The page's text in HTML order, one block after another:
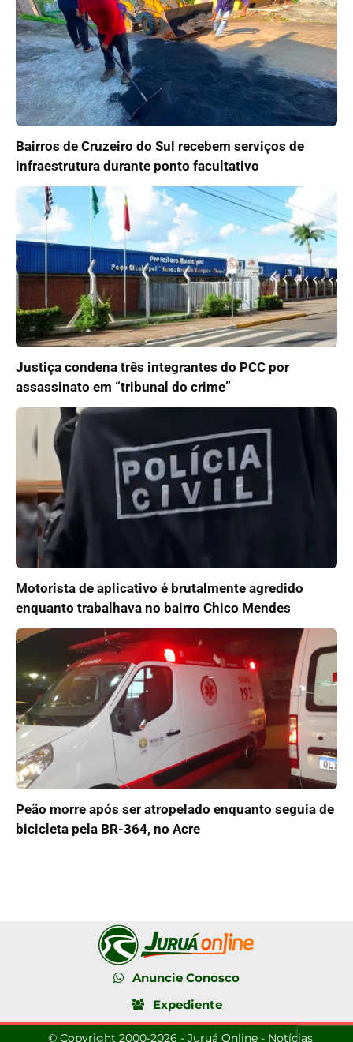
Bairros de Cruzeiro do Sul recebem serviços de
infraestrutura durante ponto facultativo
Justiça condena três integrantes do PCC por
assassinato em “tribunal do crime”
Motorista de aplicativo é brutalmente agredido
enquanto trabalhava no bairro Chico Mendes
Peão morre após ser atropelado enquanto seguia de
bicicleta pela BR-364, no Acre
Anuncie Conosco
Expediente
© Copyright 2000-2026 - Juruá Online - Notícias